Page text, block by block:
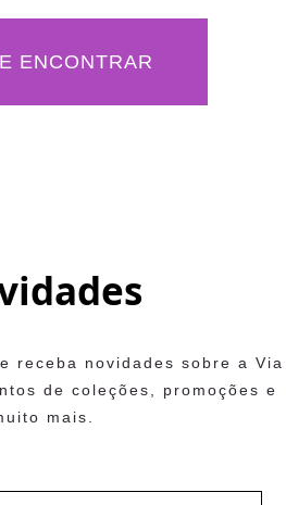
ENCONTRAR
receba novidades sobre a Via
de coleções, promoções e
mais.